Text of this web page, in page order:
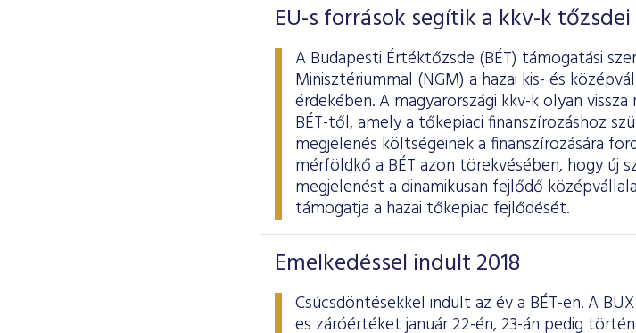
EU-s források segítik a kkv-k
A Budapesti Értéktőzsde (BÉT) támogatási
Minisztériummal (NGM) a hazai kis- és
érdekében. A magyarországi kkv-k olyan
BÉT-től, amely a tőkepiaci finanszírozáshoz
megjelenés költségeinek a finanszírozására
mérföldkő a BÉT azon törekvésében, hogy
megjelenést a dinamikusan fejlődő
támogatja a hazai tőkepiac fejlődését.
Emelkedéssel indult 2018
Csúcsdöntésekkel indult az év a BÉT-en. A
es záróértéket január 22-én, 23-án pedig